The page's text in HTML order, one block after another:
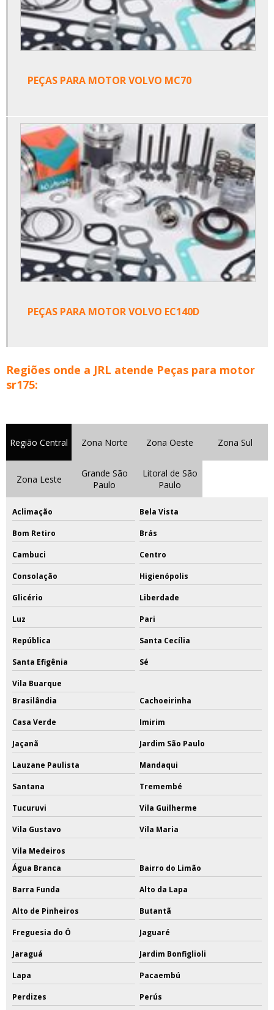
PEÇAS PARA MOTOR VOLVO MC70
PEÇAS PARA MOTOR VOLVO EC140D
Regiões onde a JRL atende Peças para motor
sr175:
Região Central Zona Norte Zona Oeste Zona Sul
Zona Leste
Grande São
Paulo
Litoral de São
Paulo
Aclimação Bela Vista
Bom Retiro Brás
Cambuci Centro
Consolação Higienópolis
Glicério Liberdade
Luz Pari
República Santa Cecília
Santa Efigênia Sé
Vila Buarque
Brasilândia
Cachoeirinha
Casa Verde Imirim
Jaçanã Jardim São Paulo
Lauzane Paulista Mandaqui
Santana Tremembé
Tucuruvi Vila Guilherme
Vila Gustavo Vila Maria
Vila Medeiros
Água Branca
Bairro do Limão
Barra Funda Alto da Lapa
Alto de Pinheiros Butantã
Freguesia do Ó Jaguaré
Jaraguá Jardim Bonfiglioli
Lapa Pacaembú
Perdizes Perús